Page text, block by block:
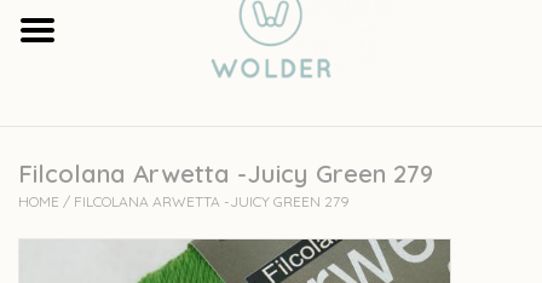
Garens
Accessoires
workshops
Filcolana Arwetta -Juicy Green 279
HOME / FILCOLANA ARWETTA -JUICY GREEN 279